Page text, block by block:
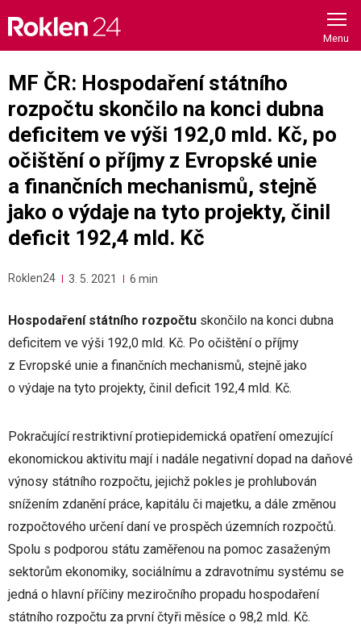
content
MF ČR: Hospodaření státního
rozpočtu skončilo na konci dubna
deficitem ve výši 192,0 mld. Kč, po
očištění o příjmy z Evropské unie
a finančních mechanismů, stejně
jako o výdaje na tyto projekty, činil
deficit 192,4 mld. Kč
Roklen24 3. 5. 2021 6 min
Hospodaření státního rozpočtu skončilo na konci dubna
deficitem ve výši 192,0 mld. Kč. Po očištění o příjmy
z Evropské unie a finančních mechanismů, stejně jako
o výdaje na tyto projekty, činil deficit 192,4 mld. Kč.
Pokračující restriktivní protiepidemická opatření omezující
ekonomickou aktivitu mají i nadále negativní dopad na daňové
výnosy státního rozpočtu, jejichž pokles je prohlubován
snížením zdanění práce, kapitálu či majetku, a dále změnou
rozpočtového určení daní ve prospěch územních rozpočtů.
Spolu s podporou státu zaměřenou na pomoc zasaženým
sektorům ekonomiky, sociálnímu a zdravotnímu systému se
jedná o hlavní příčiny meziročního propadu hospodaření
státního rozpočtu za první čtyři měsíce o 98,2 mld. Kč.